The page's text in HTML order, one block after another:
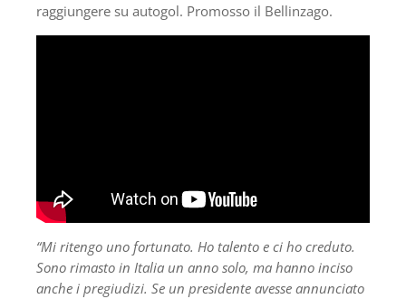
raggiungere su autogol. Promosso il Bellinzago.
“Mi ritengo uno fortunato. Ho talento e ci ho creduto.
Sono rimasto in Italia un anno solo, ma hanno inciso
anche i pregiudizi. Se un presidente avesse annunciato